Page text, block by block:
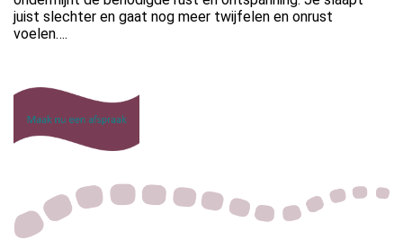
juist slechter en gaat nog meer twijfelen en onrust
voelen….